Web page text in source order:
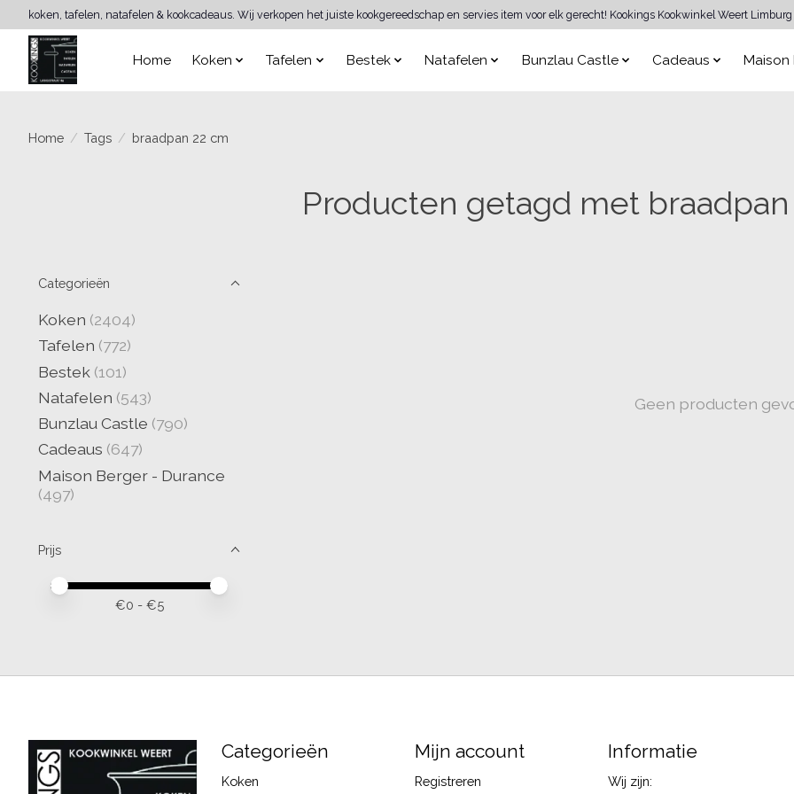
koken, tafelen, natafelen & kookcadeaus. Wij verkopen het juiste kookgereedschap en servies item voor elk gerecht! Kookings Kookwinkel Weert
Home Koken Tafelen Bestek Natafelen Bunzlau Castle Cadeaus Maison
Home / Tags / braadpan 22 cm
Producten getagd met
Categorieën
Koken (2404)
Tafelen (772)
Bestek (101)
Natafelen (543)
Bunzlau Castle (790)
Cadeaus (647)
Maison Berger - Durance
(497)
Prijs
Minimale prijswaarde
Price maximum value
€0 - €5
Geen producten
Categorieën
Koken
Mijn account
Registreren
Informatie
Wij zijn: